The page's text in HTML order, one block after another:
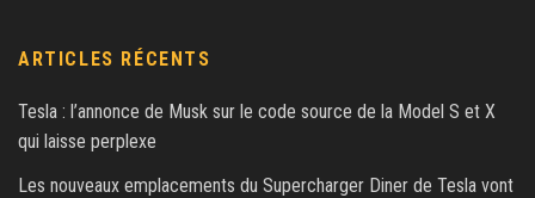
ARTICLES RÉCENTS
Tesla : l’annonce de Musk sur le code source de la Model S et X
qui laisse perplexe
Les nouveaux emplacements du Supercharger Diner de Tesla vont